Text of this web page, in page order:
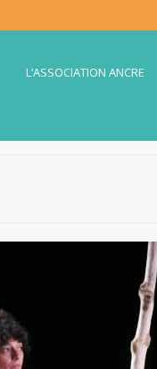
L’ASSOCIATION ANCRE